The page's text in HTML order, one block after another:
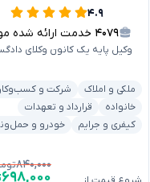
۴.۹
۴۰۷۹ خدمت ارائه شده موفق
وکیل پایه یک کانون وکلای
ملکی و املاک
شرکت و
خانواده
قرارداد و تعهدات
کیفری و جرایم
خودرو و
۸۴۰,۰۰۰
۶۹۸,۰۰۰